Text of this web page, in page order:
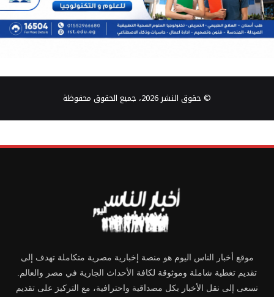
© حقوق النشر 2026، جميع الحقوق محفوظة
موقع أخبار الناس اليوم هو منصة إخبارية مصرية متكاملة تهدف إلى
تقديم تغطية شاملة وموثوقة لكافة الأحداث الجارية في مصر والعالم.
نسعى إلى نقل الأخبار بكل مصداقية واحترافية، مع التركيز على تقديم